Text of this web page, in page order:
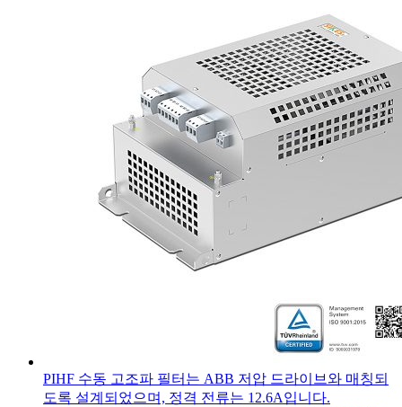
PIHF 수동 고조파 필터는 ABB 저압 드라이브와 매칭되
도록 설계되었으며, 정격 전류는 12.6A입니다.